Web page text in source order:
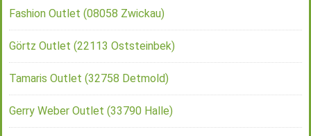
Fashion Outlet (08058 Zwickau)
Görtz Outlet (22113 Oststeinbek)
Tamaris Outlet (32758 Detmold)
Gerry Weber Outlet (33790 Halle)